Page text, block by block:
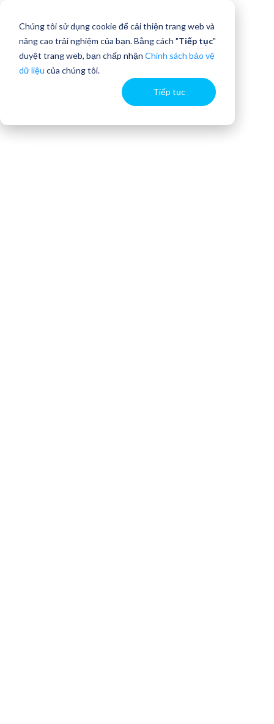
Chúng tôi sử dụng cookie để cải thiện trang web và
nâng cao trải nghiệm của bạn. Bằng cách "Tiếp tục"
duyệt trang web, bạn chấp nhận Chính sách bảo vệ
dữ liệu của chúng tôi.
Tiếp tục